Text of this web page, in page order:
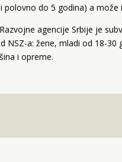
polovno do 5 godina) a
agencije Srbije je
NSZ-a: žene, mladi od 18-
i opreme.